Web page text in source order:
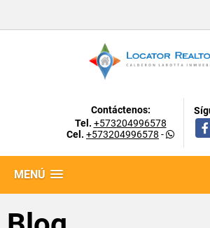
Contáctenos:
Tel. +573204996578
Cel. +573204996578 -
MENÚ